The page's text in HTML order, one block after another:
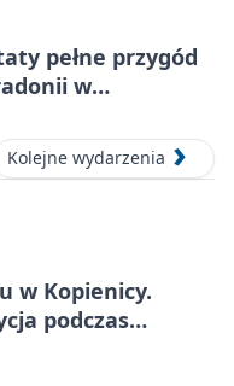
pełne przygód
w
Kolejne wydarzenia
w Kopienicy.
podczas